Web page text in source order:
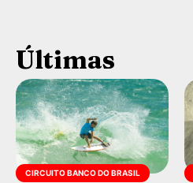
Últimas
CIRCUITO BANCO DO BRASIL